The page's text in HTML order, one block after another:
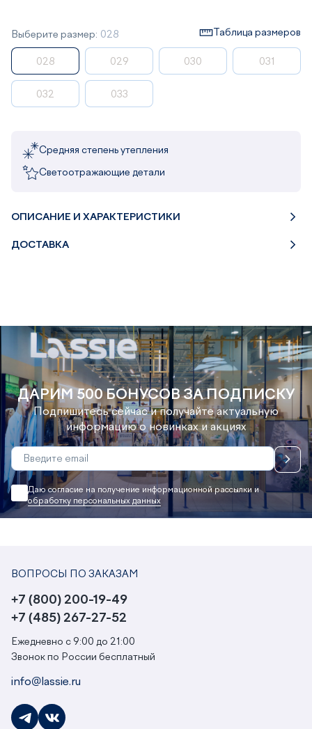
Выберите размер: 028 Таблица размеров
028 029 030 031
032 033
Средняя степень утепления
Светоотражающие детали
ОПИСАНИЕ И ХАРАКТЕРИСТИКИ
ДОСТАВКА
ДАРИМ 500 БОНУСОВ ЗА ПОДПИСКУ
Подпишитесь сейчас и получайте актуальную
информацию о новинках и акциях
Даю согласие на получение информационной рассылки и
обработку персональных данных
ВОПРОСЫ ПО ЗАКАЗАМ
+7 (800) 200-19-49
+7 (485) 267-27-52
Ежедневно с 9:00 до 21:00
Звонок по России бесплатный
info@lassie.ru